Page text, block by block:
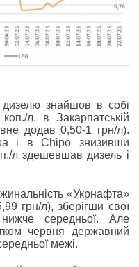
дизелю знайшов в собі
л. в Закарпатській
додав 0,50-1 грн/л).
і в Chipo знизивши
л здешевшав дизель і
«Укрнафта»
грн/л), зберігши свої
середньої. Але
червня державний
межі.